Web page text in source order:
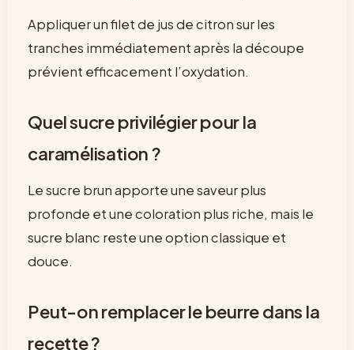
Appliquer un filet de jus de citron sur les
tranches immédiatement après la découpe
prévient efficacement l’oxydation.
Quel sucre privilégier pour la
caramélisation ?
Le sucre brun apporte une saveur plus
profonde et une coloration plus riche, mais le
sucre blanc reste une option classique et
douce.
Peut-on remplacer le beurre dans la
recette ?